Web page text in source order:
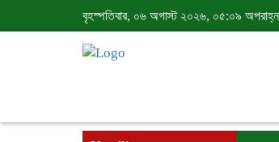
বৃহস্পতিবার, ০৬ অগাস্ট ২০২৬, ০৫:০৯ অপরাহ্ন